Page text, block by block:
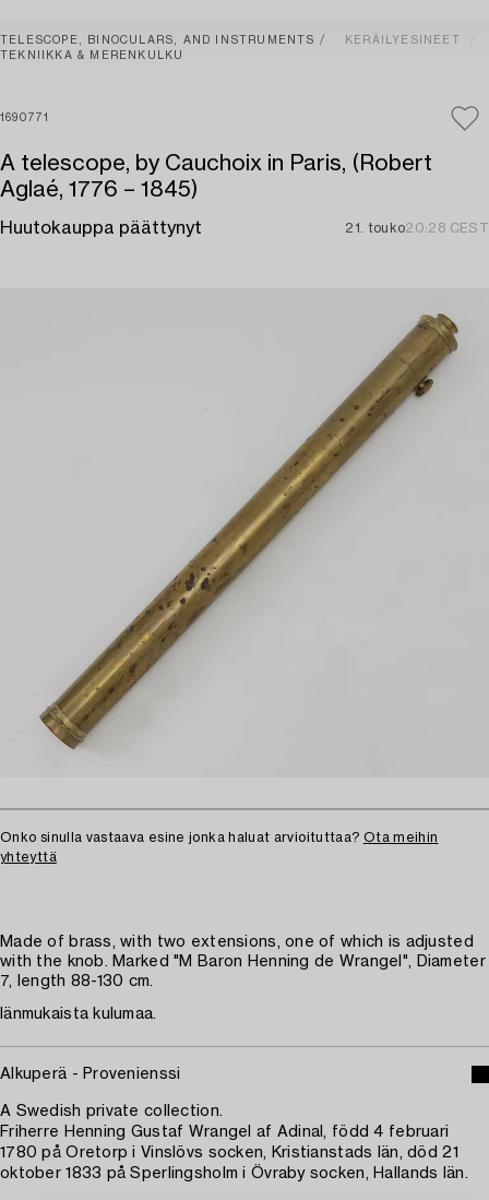
TELESCOPE, BINOCULARS, AND INSTRUMENTS
KERÄILYESINEET
TEKNIIKKA & MERENKULKU
1690771
A telescope, by Cauchoix in Paris, (Robert
Aglaé, 1776 – 1845)
Huutokauppa päättynyt 21. touko20:28 CEST
Onko sinulla vastaava esine jonka haluat arvioituttaa? Ota meihin
yhteyttä
Made of brass, with two extensions, one of which is adjusted
with the knob. Marked "M Baron Henning de Wrangel", Diameter
7, length 88-130 cm.
Iänmukaista kulumaa.
Alkuperä - Provenienssi
A Swedish private collection.
Friherre Henning Gustaf Wrangel af Adinal, född 4 februari
1780 på Oretorp i Vinslövs socken, Kristianstads län, död 21
oktober 1833 på Sperlingsholm i Övraby socken, Hallands län.